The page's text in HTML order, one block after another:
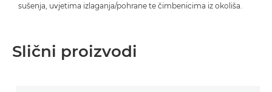
sušenja, uvjetima izlaganja/pohrane te čimbenicima iz okoliša.
Slični proizvodi